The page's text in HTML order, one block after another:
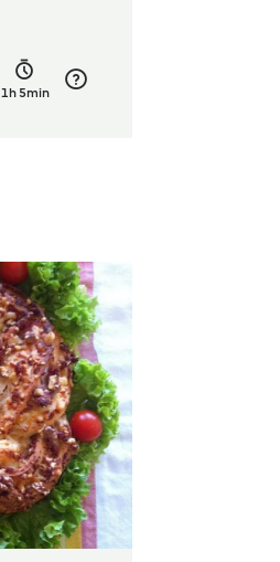
1h 5min